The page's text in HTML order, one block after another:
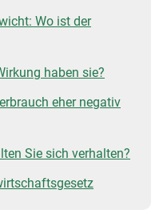
Wo ist der
haben sie?
eher negativ
Sie sich verhalten?